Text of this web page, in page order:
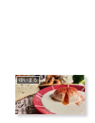
ゆいまる